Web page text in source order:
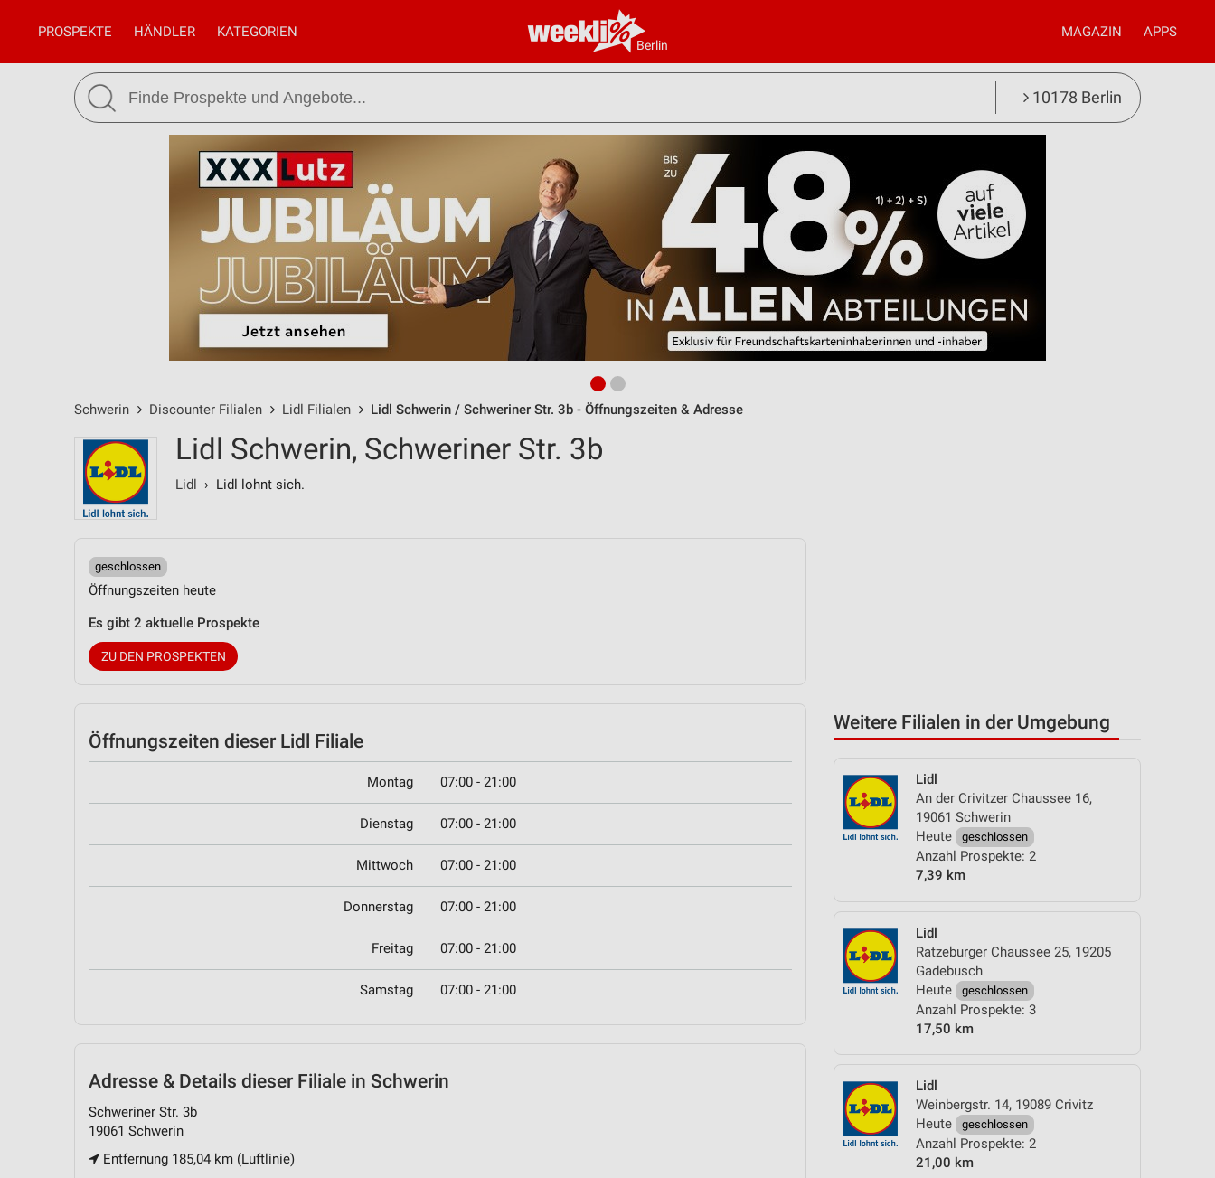
Berlin
PROSPEKTE HÄNDLER KATEGORIEN MAGAZIN APPS
10178 Berlin
Schwerin Discounter Filialen Lidl Filialen Lidl Schwerin / Schweriner Str. 3b - Öffnungszeiten & Adresse
Weitere Filialen in der Umgebung
Lidl
An der Crivitzer Chaussee 16,
19061 Schwerin
Heute
geschlossen
Anzahl Prospekte: 2
7,39 km
Lidl
Ratzeburger Chaussee 25, 19205
Gadebusch
Heute
geschlossen
Anzahl Prospekte: 3
17,50 km
Lidl
Weinbergstr. 14, 19089 Crivitz
Heute
geschlossen
Anzahl Prospekte: 2
21,00 km
Lidl Schwerin, Schweriner Str. 3b
Lidl › Lidl lohnt sich.
geschlossen
Öffnungszeiten heute
Es gibt 2 aktuelle Prospekte
ZU DEN PROSPEKTEN
Öffnungszeiten dieser Lidl Filiale
Montag 07:00 - 21:00
Dienstag 07:00 - 21:00
Mittwoch 07:00 - 21:00
Donnerstag 07:00 - 21:00
Freitag 07:00 - 21:00
Samstag 07:00 - 21:00
Adresse & Details dieser Filiale in Schwerin
Schweriner Str. 3b
19061 Schwerin
Entfernung 185,04 km (Luftlinie)